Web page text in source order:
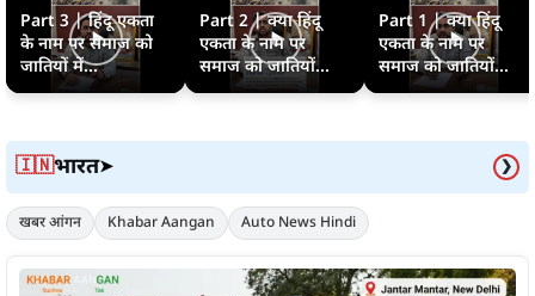
Part 3 | हिंदू एकता
के नाम पर समाज को
जातियों में...
Part 2 | क्या हिंदू
एकता के नाम पर
समाज को जातियों...
Part 1 | क्या हिंदू
एकता के नाम पर
समाज को जातियों...
🇮🇳भारत➤ ❯
खबर आंगन Khabar Aangan Auto News Hindi